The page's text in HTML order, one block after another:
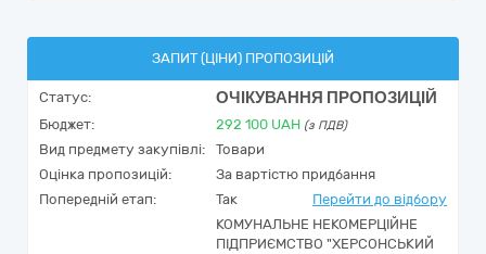
ЗАПИТ (ЦІНИ) ПРОПОЗИЦІЙ
Статус: ОЧІКУВАННЯ ПРОПОЗИЦІЙ
Бюджет: 292 100 UAH (з ПДВ)
Вид предмету закупівлі:
Товари
Оцінка пропозицій:
За вартістю придбання
Попередній етап:
Так Перейти до відбору
КОМУНАЛЬНЕ НЕКОМЕРЦІЙНЕ
ПІДПРИЄМСТВО "ХЕРСОНСЬКИЙ